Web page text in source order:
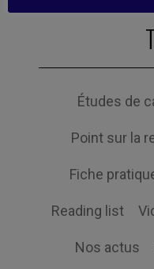
Études de
Point sur la
Fiche
Reading list
Nos actus